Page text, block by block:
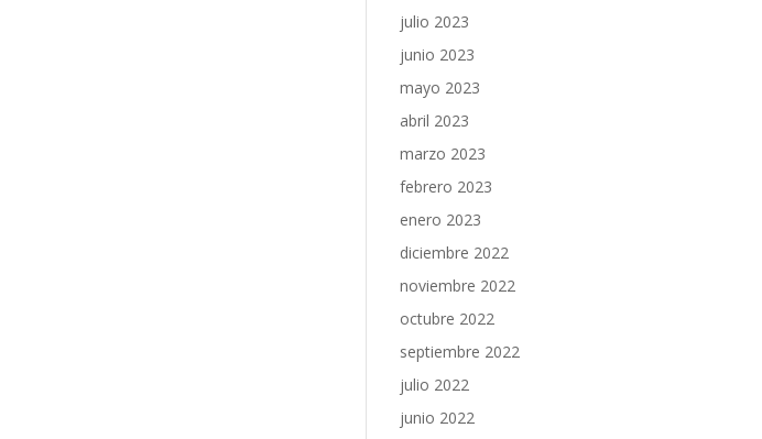
julio 2023
junio 2023
mayo 2023
abril 2023
marzo 2023
febrero 2023
enero 2023
diciembre 2022
noviembre 2022
octubre 2022
septiembre 2022
julio 2022
junio 2022